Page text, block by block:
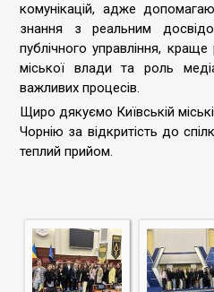
комунікацій, адже
знання з реальним
публічного управління,
міської влади та роль
важливих процесів.
Щиро дякуємо Київській
Чорнію за відкритість до
теплий прийом.